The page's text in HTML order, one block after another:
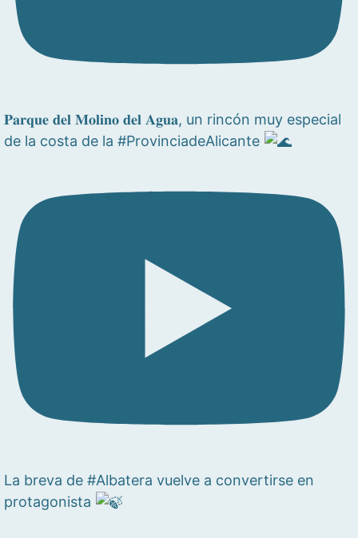
𝐏𝐚𝐫𝐪𝐮𝐞 𝐝𝐞𝐥 𝐌𝐨𝐥𝐢𝐧𝐨 𝐝𝐞𝐥 𝐀𝐠𝐮𝐚, un rincón muy especial
de la costa de la #ProvinciadeAlicante
La breva de #Albatera vuelve a convertirse en
protagonista